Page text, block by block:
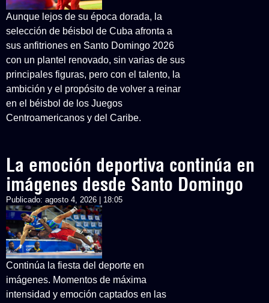
Aunque lejos de su época dorada, la
selección de béisbol de Cuba afronta a
sus anfitriones en Santo Domingo 2026
con un plantel renovado, sin varias de sus
principales figuras, pero con el talento, la
ambición y el propósito de volver a reinar
en el béisbol de los Juegos
Centroamericanos y del Caribe.
La emoción deportiva continúa en
imágenes desde Santo Domingo
Publicado: agosto 4, 2026 | 18:05
Continúa la fiesta del deporte en
imágenes. Momentos de máxima
intensidad y emoción captados en las